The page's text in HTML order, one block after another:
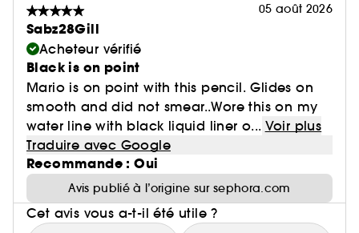
05 août 2026
Sabz28Gill
Acheteur vérifié
Black is on point
Mario is on point with this pencil. Glides on
smooth and did not smear..Wore this on my
water line with black liquid liner o... Voir plus
Traduire avec Google
Recommande : Oui
Avis publié à l’origine sur sephora.com
Cet avis vous a-t-il été utile ?